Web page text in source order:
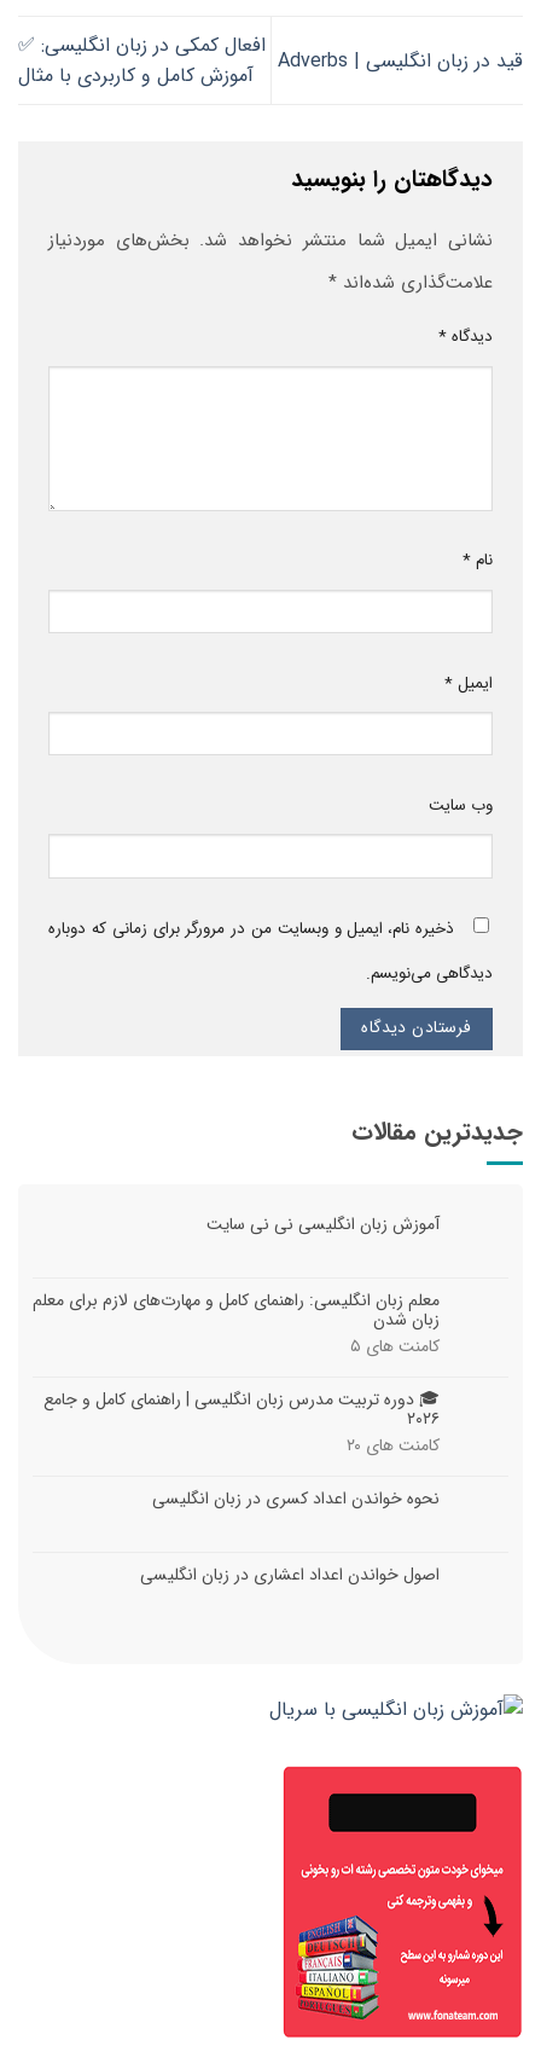
جدیدترین مقالات
آموزش زبان انگلیسی نی نی سایت
معلم زبان انگلیسی: راهنمای کامل و مهارت‌های لازم برای معلم
زبان شدن
کامنت های ۵
🎓 دوره تربیت مدرس زبان انگلیسی | راهنمای کامل و جامع
۲۰۲۶
کامنت های ۲۰
نحوه خواندن اعداد کسری در زبان انگلیسی
اصول خواندن اعداد اعشاری در زبان انگلیسی
قید در زبان انگلیسی | Adverbs
افعال کمکی در زبان انگلیسی: ✅
آموزش کامل و کاربردی با مثال
دیدگاهتان را بنویسید
نشانی ایمیل شما منتشر نخواهد شد. بخش‌های موردنیاز
علامت‌گذاری شده‌اند *
دیدگاه*
نام*
ایمیل*
وب‌ سایت
ذخیره نام، ایمیل و وبسایت من در مرورگر برای زمانی که دوباره
دیدگاهی می‌نویسم.